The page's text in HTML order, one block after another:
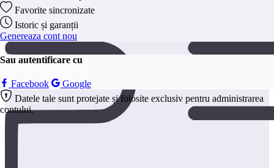
Salveaza
Favorite sincronizate
Istoric și garanții
Genereaza cont nou
Sau autentificare cu
Facebook
Google
Datele tale sunt protejate și folosite exclusiv pentru administrarea
contului.